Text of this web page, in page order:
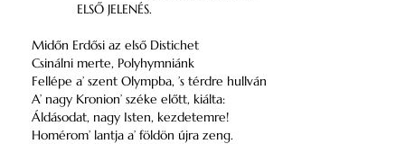
ELSŐ JELENÉS.
Midőn Erdősi az első Distichet
Csinálni merte, Polyhymniánk
Fellépe a’ szent Olympba, ’s térdre hullván
A’ nagy Kronion’ széke előtt, kiálta:
Áldásodat, nagy Isten, kezdetemre!
Homérom’ lantja a’ földön újra zeng.